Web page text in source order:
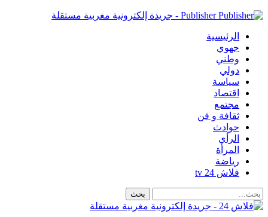
Publisher - جريدة إلكترونية مغربية مستقلة
الرئيسية
جهوي
وطني
دولي
سياسة
اقتصاد
مجتمع
ثقافة و فن
حوادث
الرأي
المرأة
رياضة
فلاش 24 tv